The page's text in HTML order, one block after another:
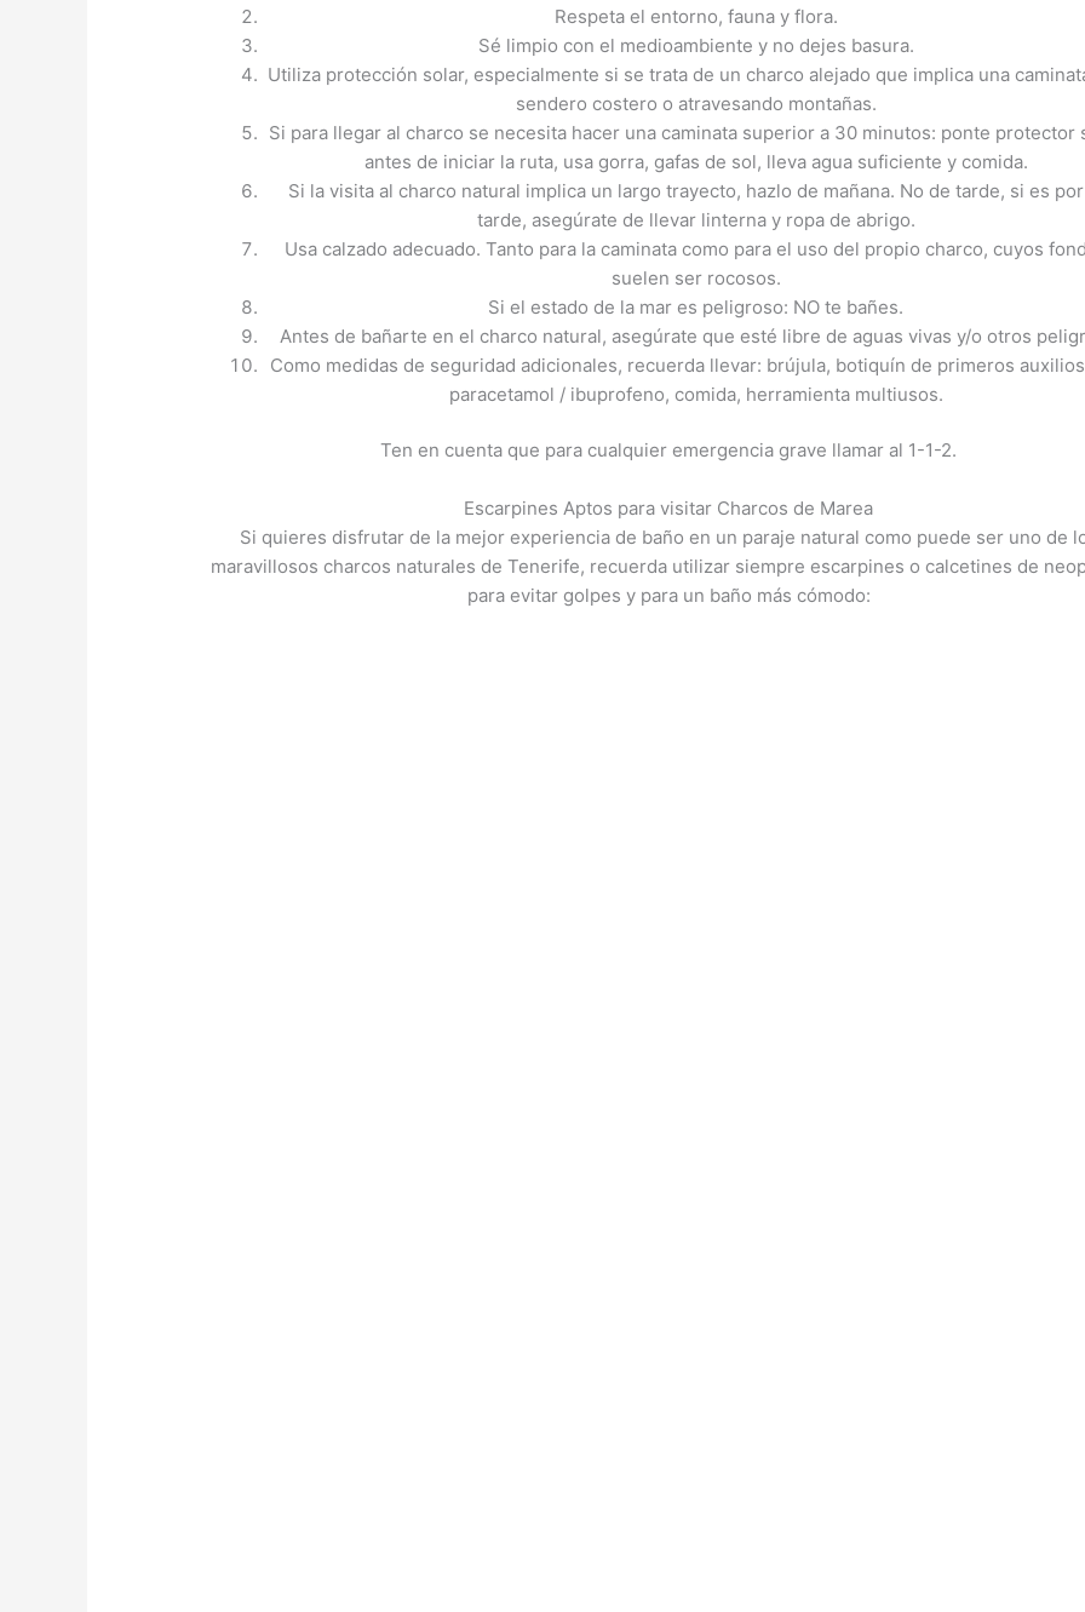
Respeta el entorno, fauna y flora.
Sé limpio con el medioambiente y no dejes basura.
Utiliza protección solar, especialmente si se trata de un charco alejado que implica una
sendero costero o atravesando montañas.
Si para llegar al charco se necesita hacer una caminata superior a 30 minutos: ponte protector
antes de iniciar la ruta, usa gorra, gafas de sol, lleva agua suficiente y comida.
Si la visita al charco natural implica un largo trayecto, hazlo de mañana. No de tarde, si es
tarde, asegúrate de llevar linterna y ropa de abrigo.
Usa calzado adecuado. Tanto para la caminata como para el uso del propio charco, cuyos
suelen ser rocosos.
Si el estado de la mar es peligroso: NO te bañes.
Antes de bañarte en el charco natural, asegúrate que esté libre de aguas vivas y/o otros
Como medidas de seguridad adicionales, recuerda llevar: brújula, botiquín de primeros
paracetamol / ibuprofeno, comida, herramienta multiusos.
Ten en cuenta que para cualquier emergencia grave llamar al 1-1-2.
Escarpines Aptos para visitar Charcos de Marea
Si quieres disfrutar de la mejor experiencia de baño en un paraje natural como puede ser uno de
maravillosos charcos naturales de Tenerife, recuerda utilizar siempre escarpines o calcetines de
para evitar golpes y para un baño más cómodo: